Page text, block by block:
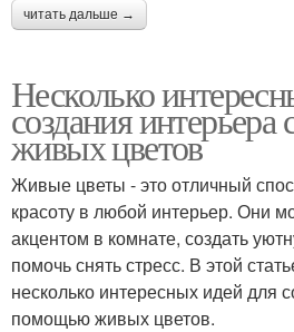
читать дальше →
Несколько
создания
живых цветов
Живые цветы - это отличный
красоту в любой интерьер. Они
акцентом в комнате, создать
помочь снять стресс. В этой
несколько интересных идей для
помощью живых цветов.